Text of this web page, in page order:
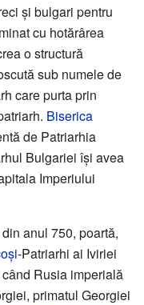
și bulgari pentru
cu hotărârea
o structură
sub numele de
care purta prin
Biserica
de Patriarhia
Bulgariei își avea
Imperiului
anul 750, poartă,
-Patriarhi ai Iviriei
Rusia imperială
primatul Georgiei